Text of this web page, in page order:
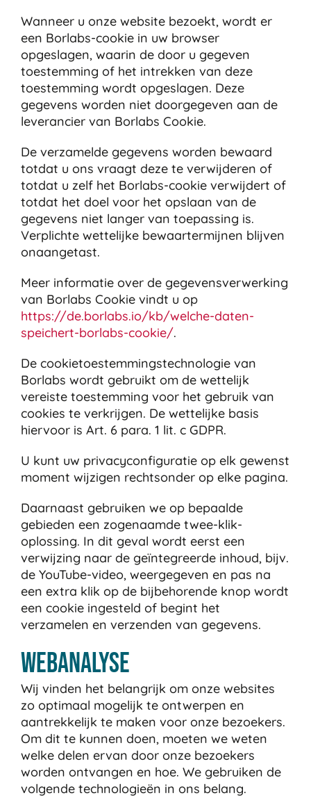
Wanneer u onze website bezoekt, wordt er
een Borlabs-cookie in uw browser
opgeslagen, waarin de door u gegeven
toestemming of het intrekken van deze
toestemming wordt opgeslagen. Deze
gegevens worden niet doorgegeven aan de
leverancier van Borlabs Cookie.
De verzamelde gegevens worden bewaard
totdat u ons vraagt deze te verwijderen of
totdat u zelf het Borlabs-cookie verwijdert of
totdat het doel voor het opslaan van de
gegevens niet langer van toepassing is.
Verplichte wettelijke bewaartermijnen blijven
onaangetast.
Meer informatie over de gegevensverwerking
van Borlabs Cookie vindt u op
https://de.borlabs.io/kb/welche-daten-
speichert-borlabs-cookie/.
De cookietoestemmingstechnologie van
Borlabs wordt gebruikt om de wettelijk
vereiste toestemming voor het gebruik van
cookies te verkrijgen. De wettelijke basis
hiervoor is Art. 6 para. 1 lit. c GDPR.
U kunt uw privacyconfiguratie op elk gewenst
moment wijzigen rechtsonder op elke pagina.
Daarnaast gebruiken we op bepaalde
gebieden een zogenaamde twee-klik-
oplossing. In dit geval wordt eerst een
verwijzing naar de geïntegreerde inhoud, bijv.
de YouTube-video, weergegeven en pas na
een extra klik op de bijbehorende knop wordt
een cookie ingesteld of begint het
verzamelen en verzenden van gegevens.
Webanalyse
Wij vinden het belangrijk om onze websites
zo optimaal mogelijk te ontwerpen en
aantrekkelijk te maken voor onze bezoekers.
Om dit te kunnen doen, moeten we weten
welke delen ervan door onze bezoekers
worden ontvangen en hoe. We gebruiken de
volgende technologieën in ons belang.